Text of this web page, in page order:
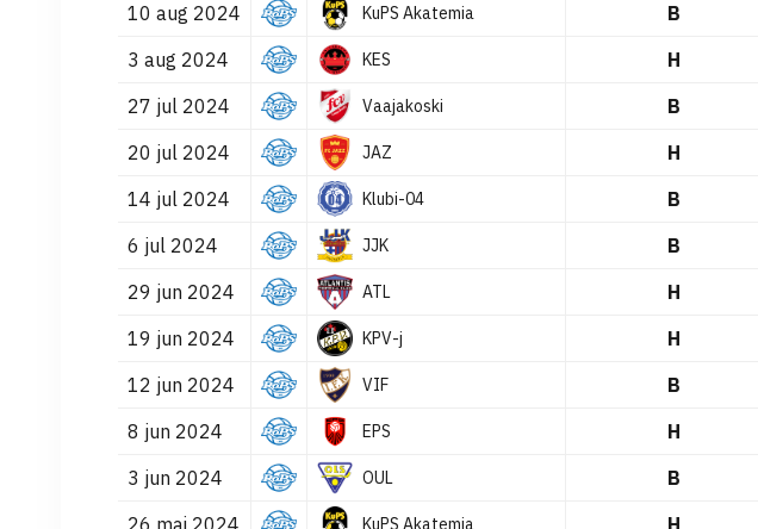
10 aug 2024
KuPS Akatemia B
3 aug 2024
KES H
27 jul 2024
Vaajakoski B
20 jul 2024
JAZ H
14 jul 2024
Klubi-04 B
6 jul 2024
JJK B
29 jun 2024
ATL H
19 jun 2024
KPV-j H
12 jun 2024
VIF B
8 jun 2024
EPS H
3 jun 2024
OUL B
26 mai 2024
KuPS Akatemia H